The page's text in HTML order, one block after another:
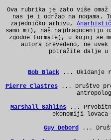
Ova rubrika je zato više omaž
nas je i održao na nogama.
zajedničku arhivu,
samo mi), naš najdragoceniju
zgodne formate), u kojoj se
autora prevedeno, ne
potražite dalje u
Bob Black ... Ukidanje
Pierre Clastres... Društvo
Marshall Sahlins
...
ekonomiji
Guy Debord...